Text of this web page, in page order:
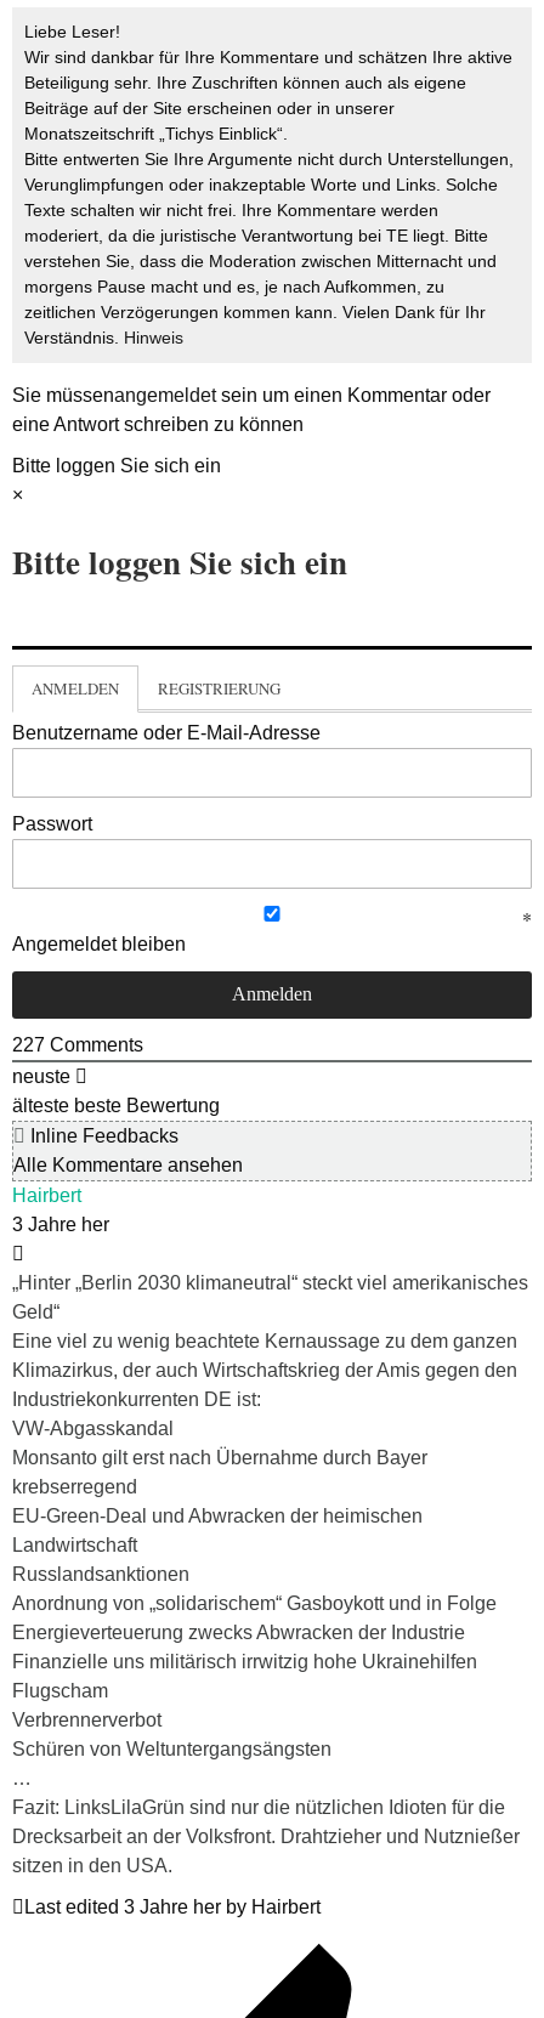
Liebe Leser!
Wir sind dankbar für Ihre Kommentare und schätzen Ihre aktive
Beteiligung sehr. Ihre Zuschriften können auch als eigene
Beiträge auf der Site erscheinen oder in unserer
Monatszeitschrift „Tichys Einblick“.
Bitte entwerten Sie Ihre Argumente nicht durch Unterstellungen,
Verunglimpfungen oder inakzeptable Worte und Links. Solche
Texte schalten wir nicht frei. Ihre Kommentare werden
moderiert, da die juristische Verantwortung bei TE liegt. Bitte
verstehen Sie, dass die Moderation zwischen Mitternacht und
morgens Pause macht und es, je nach Aufkommen, zu
zeitlichen Verzögerungen kommen kann. Vielen Dank für Ihr
Verständnis. Hinweis
Sie müssenangemeldetsein um einen Kommentar oder
eine Antwort schreiben zu können
Bitte loggen Sie sich ein
×
Bitte loggen Sie sich ein
ANMELDEN REGISTRIERUNG
Benutzername oder E-Mail-Adresse
Passwort
Angemeldet bleiben
227 Comments
neuste
älteste beste Bewertung
Inline Feedbacks
Alle Kommentare ansehen
Hairbert
3 Jahre her
„Hinter „Berlin 2030 klimaneutral“ steckt viel amerikanisches
Geld“
Eine viel zu wenig beachtete Kernaussage zu dem ganzen
Klimazirkus, der auch Wirtschaftskrieg der Amis gegen den
Industriekonkurrenten DE ist:
VW-Abgasskandal
Monsanto gilt erst nach Übernahme durch Bayer
krebserregend
EU-Green-Deal und Abwracken der heimischen
Landwirtschaft
Russlandsanktionen
Anordnung von „solidarischem“ Gasboykott und in Folge
Energieverteuerung zwecks Abwracken der Industrie
Finanzielle uns militärisch irrwitzig hohe Ukrainehilfen
Flugscham
Verbrennerverbot
Schüren von Weltuntergangsängsten
…
Fazit: LinksLilaGrün sind nur die nützlichen Idioten für die
Drecksarbeit an der Volksfront. Drahtzieher und Nutznießer
sitzen in den USA.
Last edited 3 Jahre her by Hairbert